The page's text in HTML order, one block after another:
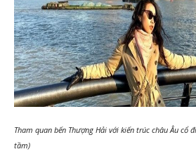
Tham quan bến Thượng Hải với kiến trúc châu Âu cổ
tầm)